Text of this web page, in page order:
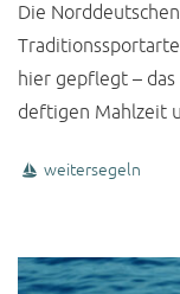
Die
hier gepflegt –
deftigen Mahlzeit
weitersegeln